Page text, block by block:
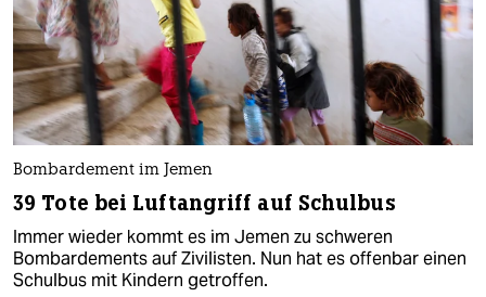
Bombardement im Jemen
39 Tote bei Luftangriff auf Schulbus
Immer wieder kommt es im Jemen zu schweren
Bombardements auf Zivilisten. Nun hat es offenbar einen
Schulbus mit Kindern getroffen.